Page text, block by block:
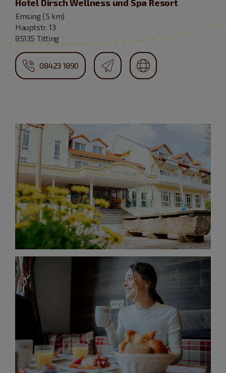
Hotel Dirsch Wellness und Spa Resort
Emsing (5 km)
Hauptstr. 13
85135 Titting
08423 1890